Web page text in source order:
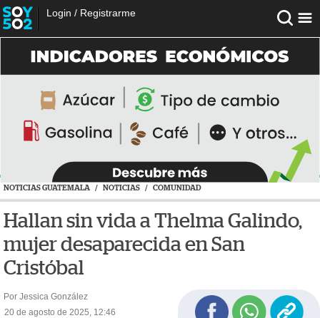
Login / Registrarme
NOTICIAS GUATEMALA / NOTICIAS / COMUNIDAD
Hallan sin vida a Thelma Galindo,
mujer desaparecida en San
Cristóbal
Por Jessica González
20 de agosto de 2025, 12:46